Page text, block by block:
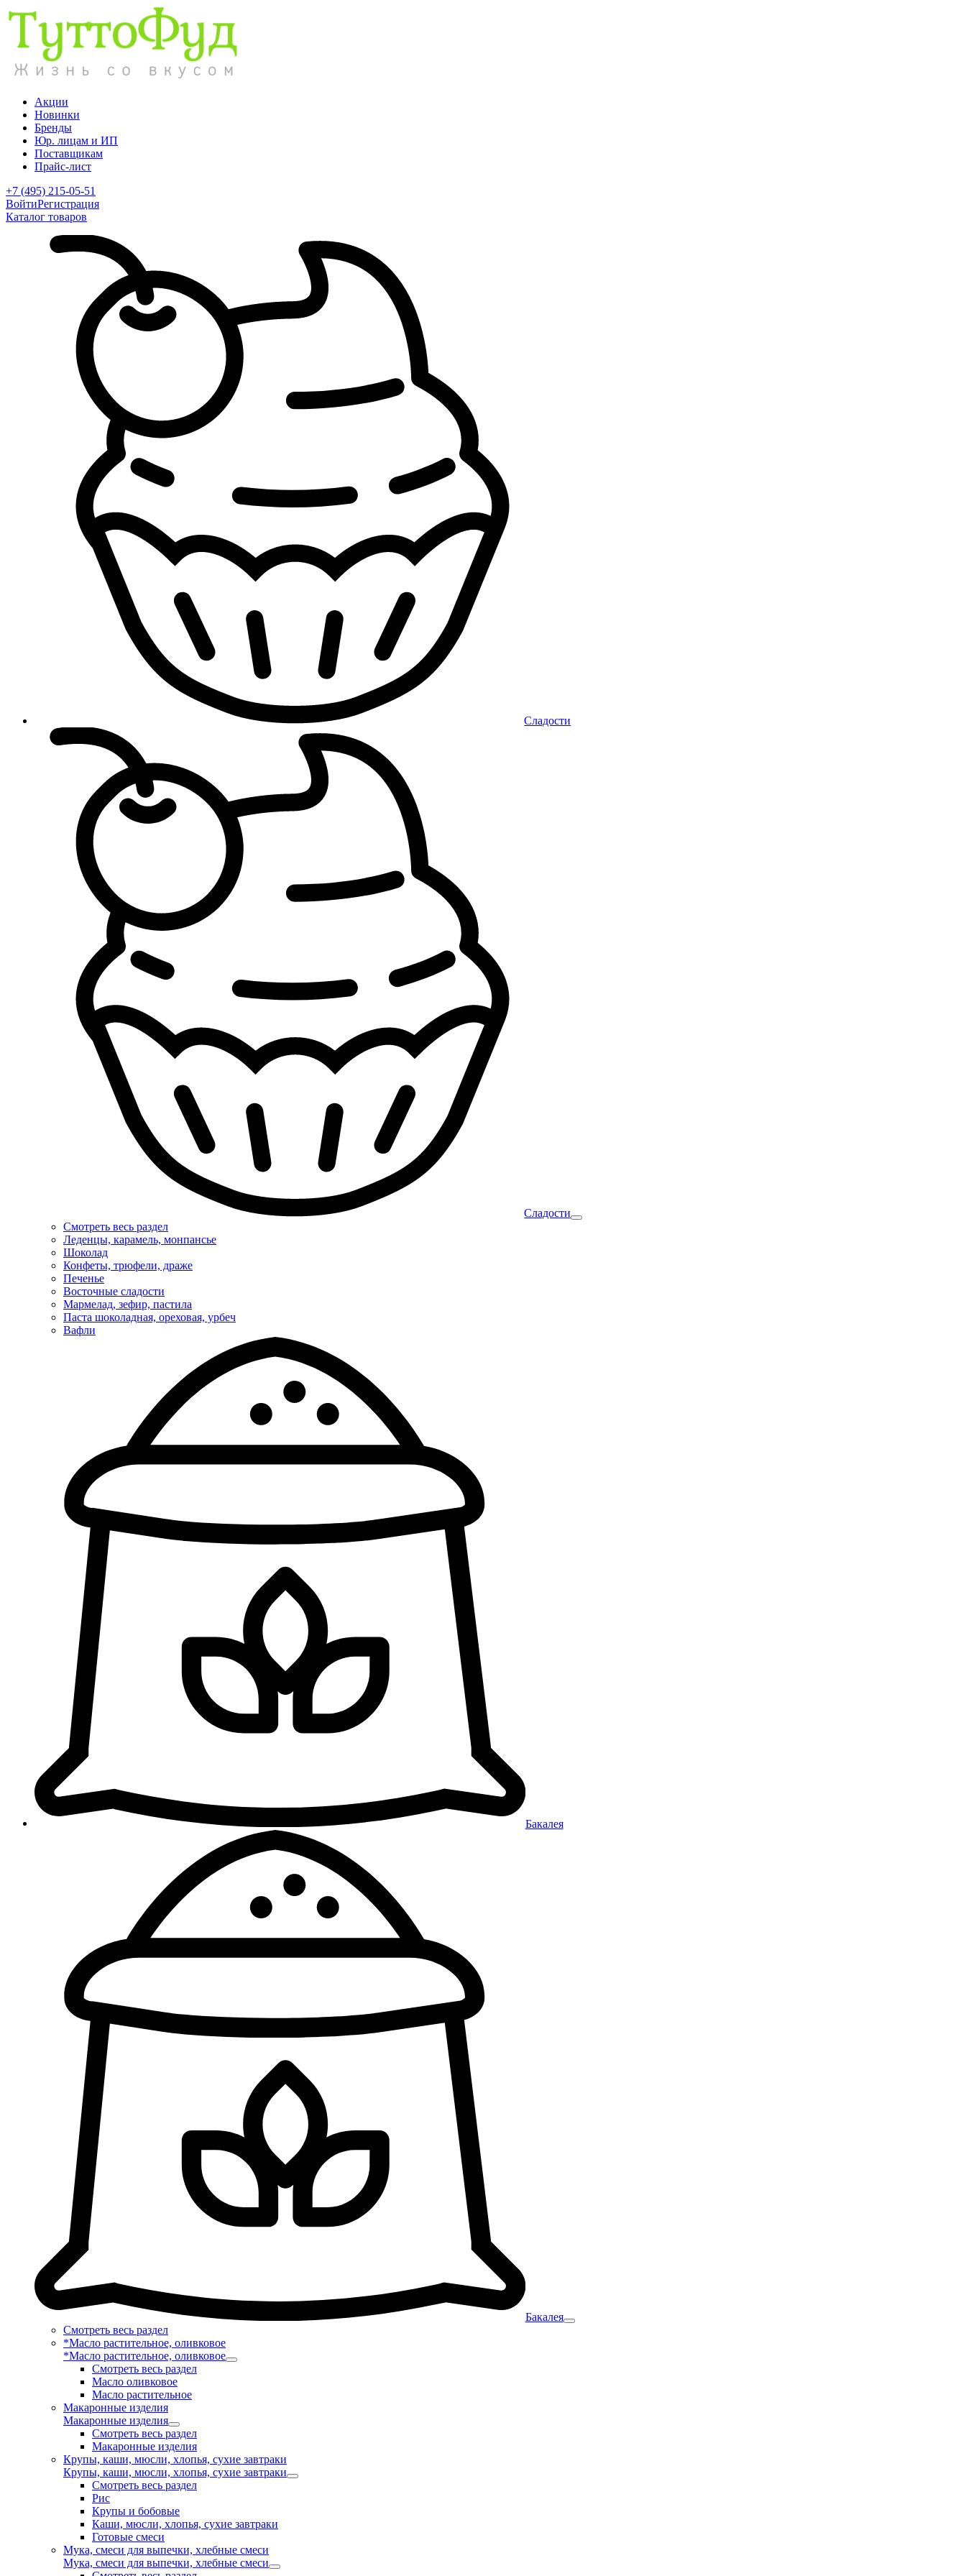
Акции
Новинки
Бренды
Юр. лицам и ИП
Поставщикам
Прайс-лист
+7 (495) 215-05-51
ВойтиРегистрация
Каталог товаров
Сладости
Сладости
Смотреть весь раздел
Леденцы, карамель, монпансье
Шоколад
Конфеты, трюфели, драже
Печенье
Восточные сладости
Мармелад, зефир, пастила
Паста шоколадная, ореховая, урбеч
Вафли
Бакалея
Бакалея
Смотреть весь раздел
*Масло растительное, оливковое
*Масло растительное, оливковое
Смотреть весь раздел
Масло оливковое
Масло растительное
Макаронные изделия
Макаронные изделия
Смотреть весь раздел
Макаронные изделия
Крупы, каши, мюсли, хлопья, сухие завтраки
Крупы, каши, мюсли, хлопья, сухие завтраки
Смотреть весь раздел
Рис
Крупы и бобовые
Каши, мюсли, хлопья, сухие завтраки
Готовые смеси
Мука, смеси для выпечки, хлебные смеси
Мука, смеси для выпечки, хлебные смеси